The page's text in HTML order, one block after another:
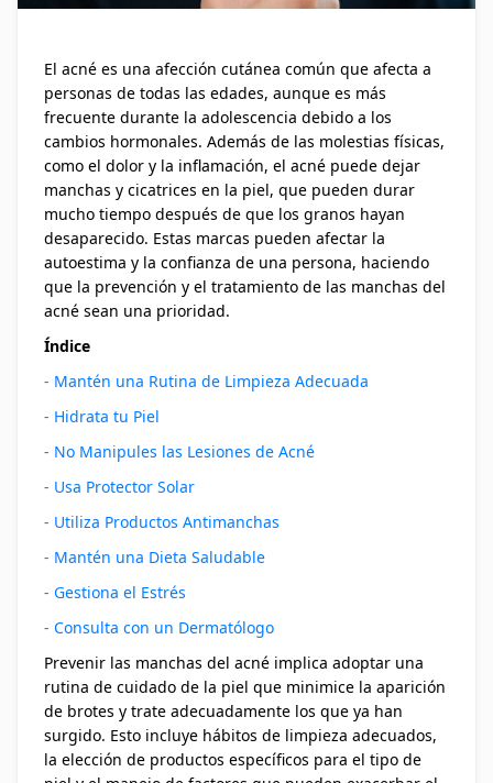
El acné es una afección cutánea común que afecta a
personas de todas las edades, aunque es más
frecuente durante la adolescencia debido a los
cambios hormonales. Además de las molestias físicas,
como el dolor y la inflamación, el acné puede dejar
manchas y cicatrices en la piel, que pueden durar
mucho tiempo después de que los granos hayan
desaparecido. Estas marcas pueden afectar la
autoestima y la confianza de una persona, haciendo
que la prevención y el tratamiento de las manchas del
acné sean una prioridad.
Índice
- Mantén una Rutina de Limpieza Adecuada
- Hidrata tu Piel
- No Manipules las Lesiones de Acné
- Usa Protector Solar
- Utiliza Productos Antimanchas
- Mantén una Dieta Saludable
- Gestiona el Estrés
- Consulta con un Dermatólogo
Prevenir las manchas del acné implica adoptar una
rutina de cuidado de la piel que minimice la aparición
de brotes y trate adecuadamente los que ya han
surgido. Esto incluye hábitos de limpieza adecuados,
la elección de productos específicos para el tipo de